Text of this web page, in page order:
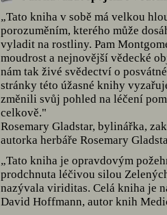
„Tato kniha v sobě má velkou
porozuměním, kterého může
vyladit na rostliny. Pam
moudrost a nejnovější vědecké
nám tak živé svědectví o
stránky této úžasné knihy
změnili svůj pohled na léčení
celkově."
Rosemary Gladstar, bylinářka,
autorka herbáře Rosemary
„Tato kniha je opravdovým
prodchnuta léčivou silou
nazývala viriditas. Celá kniha je
David Hoffmann, autor knih